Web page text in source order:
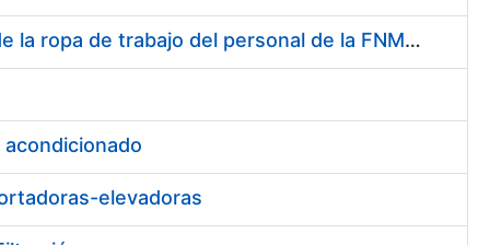
Servicio de Lavado, Limpieza, Desinfección y Descontaminación de la ropa de trabajo del personal de la FNMT-RCM de Madrid
elevadoras